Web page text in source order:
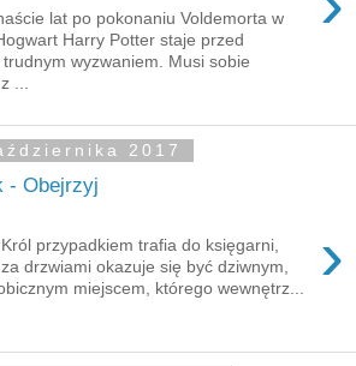
lat po pokonaniu Voldemorta w
Harry Potter staje przed
wyzwaniem. Musi sobie
...
2017
- Obejrzyj
›
przypadkiem trafia do księgarni,
drzwiami okazuje się być dziwnym,
miejscem, którego wewnętrz...